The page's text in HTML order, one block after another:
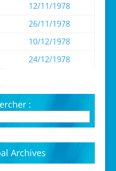
12/11/1978
26/11/1978
10/12/1978
24/12/1978
:
Archives